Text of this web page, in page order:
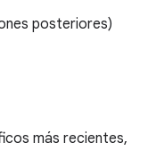
posteriores)
más recientes,